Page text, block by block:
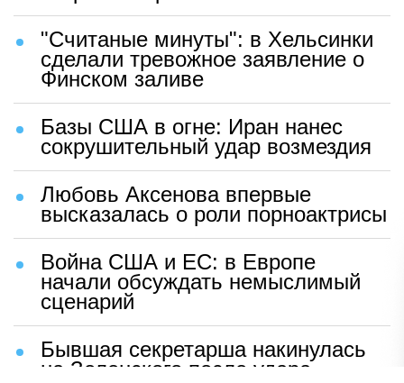
"Считаные минуты": в Хельсинки
сделали тревожное заявление о
Финском заливе
Базы США в огне: Иран нанес
сокрушительный удар возмездия
Любовь Аксенова впервые
высказалась о роли порноактрисы
Война США и ЕС: в Европе
начали обсуждать немыслимый
сценарий
Бывшая секретарша накинулась
на Зеленского после удара